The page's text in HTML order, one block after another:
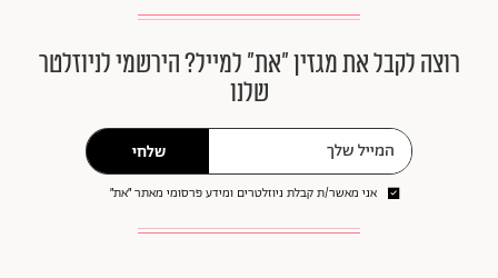
רוצה לקבל את מגזין ״את״ למייל? הירשמי לניוזלטר
שלנו
שלחי
אני מאשר/ת קבלת ניוזלטרים ומידע פרסומי מאתר ״את״